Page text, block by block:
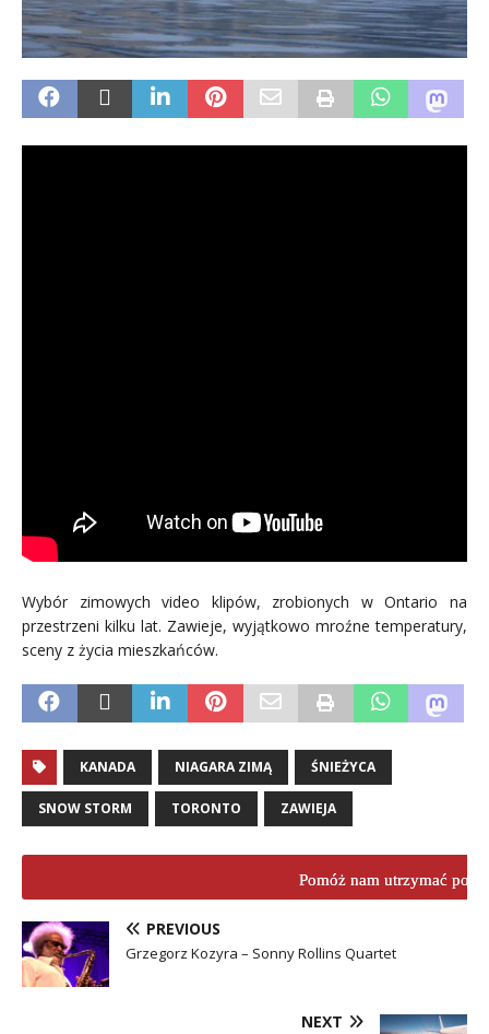
Wybór zimowych video klipów, zrobionych w Ontario na
przestrzeni kilku lat. Zawieje, wyjątkowo mroźne temperatury,
sceny z życia mieszkańców.
KANADA NIAGARA ZIMĄ ŚNIEŻYCA
SNOW STORM TORONTO ZAWIEJA
Pomóż nam utrzymać
PREVIOUS
Grzegorz Kozyra – Sonny Rollins Quartet
NEXT